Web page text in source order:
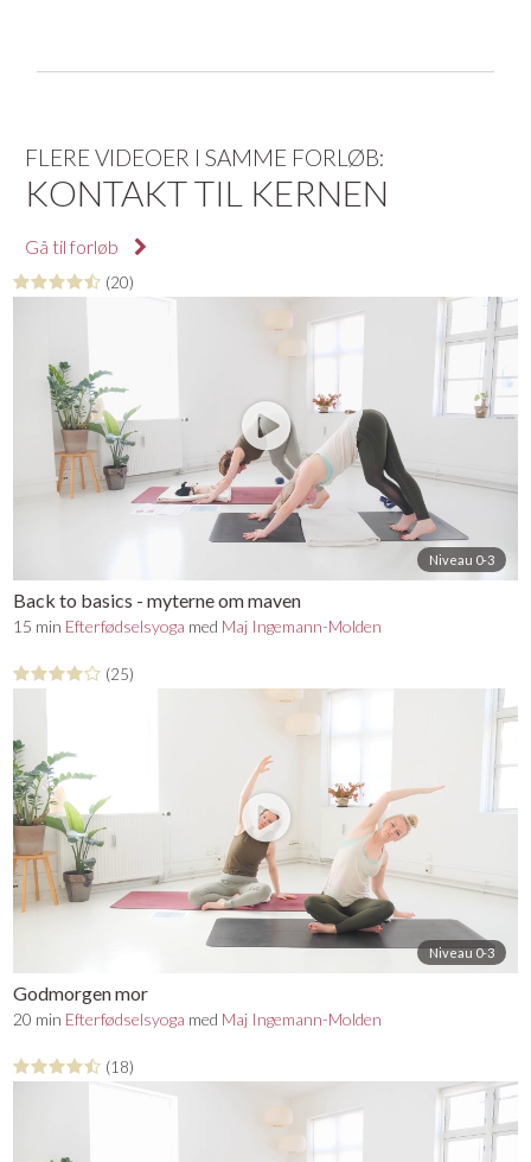
FLERE VIDEOER I SAMME FORLØB:
KONTAKT TIL KERNEN
Gå til forløb
(20)
Niveau 0-3
Back to basics - myterne om maven
15 min Efterfødselsyoga med Maj Ingemann-Molden
(25)
Niveau 0-3
Godmorgen mor
20 min Efterfødselsyoga med Maj Ingemann-Molden
(18)